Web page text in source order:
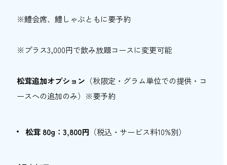
※鱧会席、鱧しゃぶともに要予約
※プラス3,000円で飲み放題コースに変更可能
松茸追加オプション （秋限定・グラム単位での提供・コ
ースへの追加のみ）※要予約
松茸 80g：3,800円 （税込・サービス料10%別）